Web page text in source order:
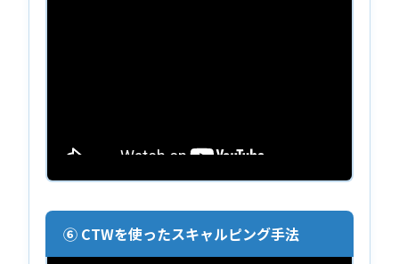
⑥ CTWを使ったスキャルピング手法